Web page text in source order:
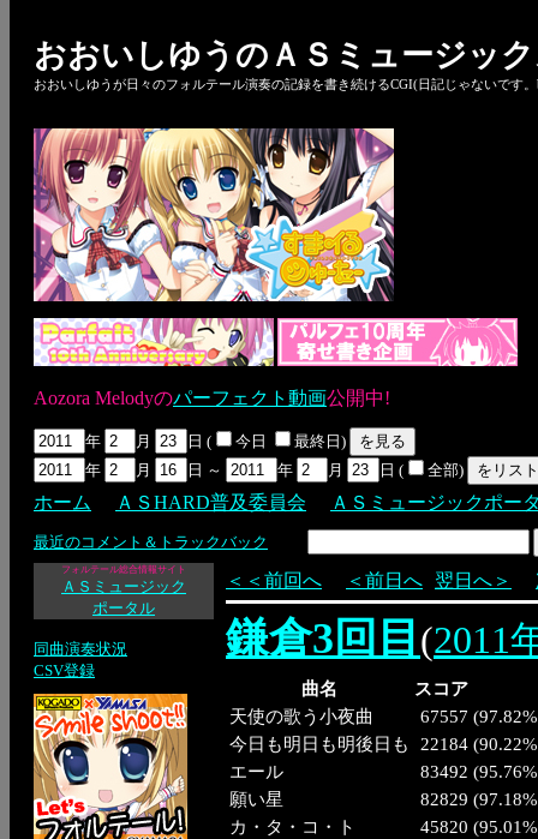
おおいしゆうのＡＳミュージッ
おおいしゆうが日々のフォルテール演奏の記録を書き続けるCGI(日記じゃないです
Aozora Melodyのパーフェクト動画公開中!
年 月 日 ( 今日
最終日)
年
月 日 ～ 年 月 日 ( 全部)
ホーム ＡＳHARD普及委員会 ＡＳミュージックポー
最近のコメント＆トラックバック
フォルテール総合情報サイト
ＡＳミュージック
ポータル
同曲演奏状況
CSV登録
＜＜前回へ ＜前日へ 翌日へ＞
鎌倉3回目 (2011
曲名
スコア
天使の歌う小夜曲
67557 (97.82%
今日も明日も明後日も
22184 (90.22%
エール
83492 (95.76%
願い星
82829 (97.18%
カ・タ・コ・ト
45820 (95.01%